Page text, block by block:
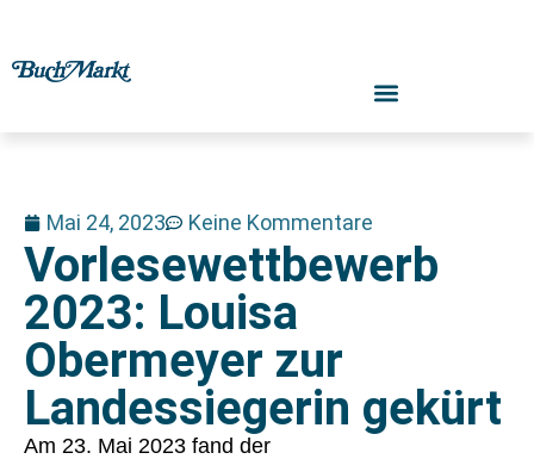
Mai 24, 2023 Keine Kommentare
Vorlesewettbewerb
2023: Louisa
Obermeyer zur
Landessiegerin gekürt
Am 23. Mai 2023 fand der